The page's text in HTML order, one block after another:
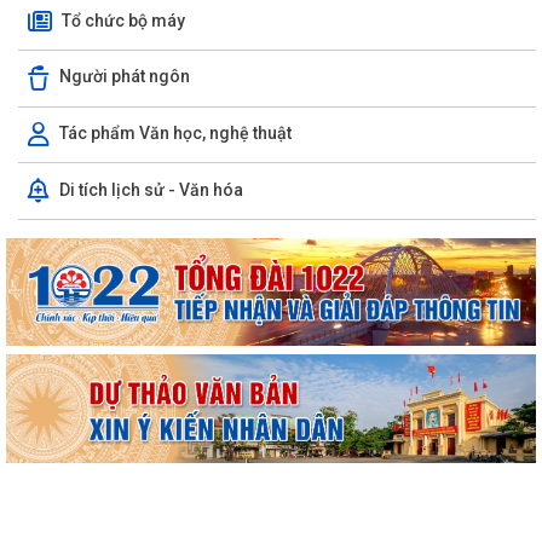
Tổ chức bộ máy
Người phát ngôn
Tác phẩm Văn học, nghệ thuật
Di tích lịch sử - Văn hóa
Kiến An tổ chức phiên họp giao...
TỪ NGÀY 08/8/2026: NHIỀU THỦ TỤC HÀNH CHÍNH TRỰC TUYẾN TẠI
Chi bộ trường Tiểu học Quang Trung kết nạp Đảng viên mới
Tổ Đại biểu số 05 HĐND thành phố tiếp xúc cử tri sau Kỳ họp thường lệ
giữa năm 2026 HĐND thành phố...
Hội nghị tập huấn công tác Đoàn và phong trào thanh thiếu nhi năm
2026
Công văn số: 20/CV-TYT của Trạm y tế phường v/v công khai số điện
thoại đường dây nóng tiếp nhận...
Lớp bồi dưỡng kiến thức An ninh phi truyền thống và Quản trị an ninh
phi truyền thống năm 2026